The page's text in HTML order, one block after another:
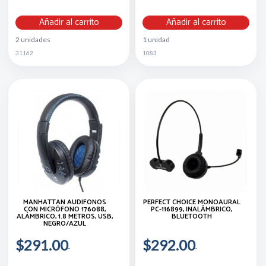
Añadir al carrito
2 unidades
31162
Añadir al carrito
1 unidad
1083
MANHATTAN AUDÍFONOS
CON MICRÓFONO 176088,
ALÁMBRICO, 1.8 METROS, USB,
NEGRO/AZUL
$291.00
PERFECT CHOICE MONOAURAL
PC-116899, INALÁMBRICO,
BLUETOOTH
$292.00